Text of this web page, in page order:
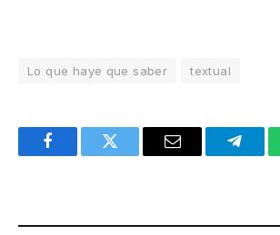
Lo que haye que saber textual
FacebookTwitter Email